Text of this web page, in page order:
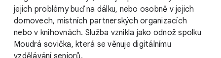
jejich problémy buď na dálku, nebo osobně v jejich
domovech, místních partnerských organizacích
nebo v knihovnách. Služba vznikla jako odnož spolku
Moudrá sovička, která se věnuje digitálnímu
vzdělávání seniorů.